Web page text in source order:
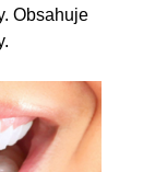
Obsahuje